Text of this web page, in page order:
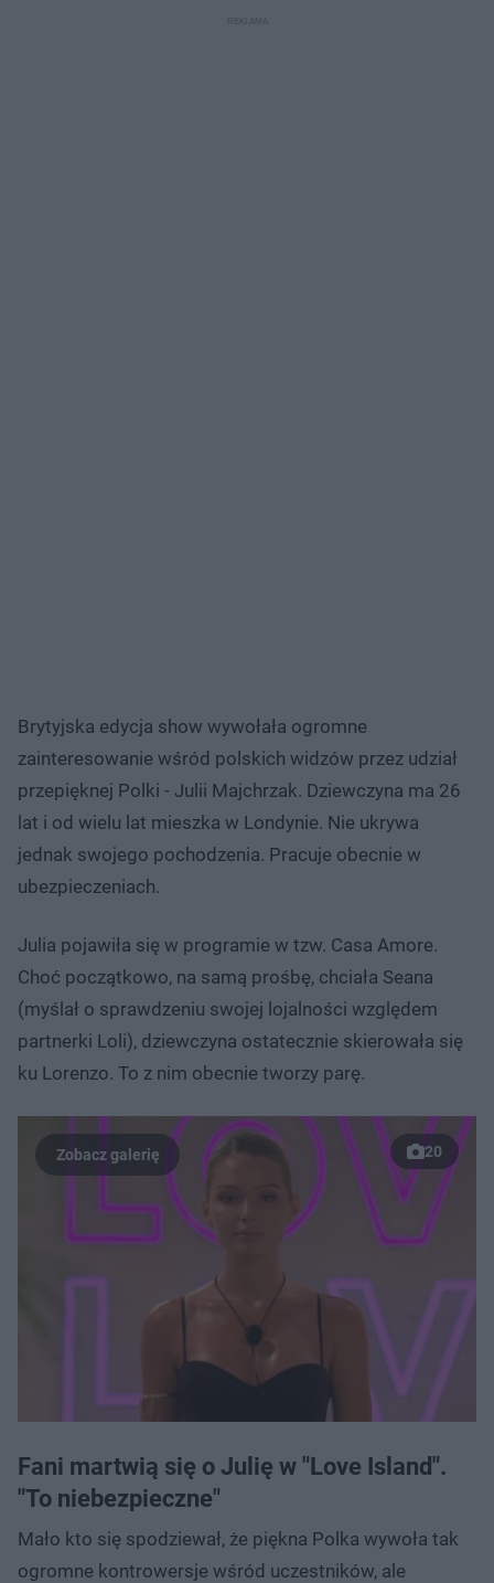
Brytyjska edycja show wywołała ogromne
zainteresowanie wśród polskich widzów przez udział
przepięknej Polki - Julii Majchrzak. Dziewczyna ma 26
lat i od wielu lat mieszka w Londynie. Nie ukrywa
jednak swojego pochodzenia. Pracuje obecnie w
ubezpieczeniach.
Julia pojawiła się w programie w tzw. Casa Amore.
Choć początkowo, na samą prośbę, chciała Seana
(myślał o sprawdzeniu swojej lojalności względem
partnerki Loli), dziewczyna ostatecznie skierowała się
ku Lorenzo. To z nim obecnie tworzy parę.
20
Fani martwią się o Julię w "Love Island".
"To niebezpieczne"
Mało kto się spodziewał, że piękna Polka wywoła tak
ogromne kontrowersje wśród uczestników, ale